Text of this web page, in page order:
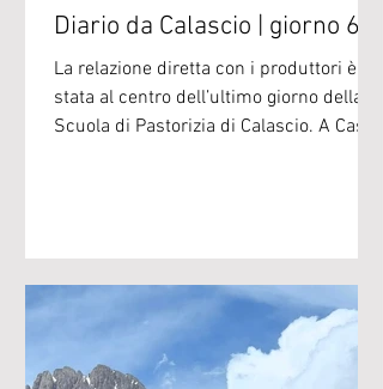
Diario da Calascio | giorno 6
La relazione diretta con i produttori è
stata al centro dell’ultimo giorno della
Scuola di Pastorizia di Calascio. A Castel
il Monte Bolza e Campo Imperatore.
Marinella Del Rovere e il marito
Alessandro Pelini sono partiti da zero